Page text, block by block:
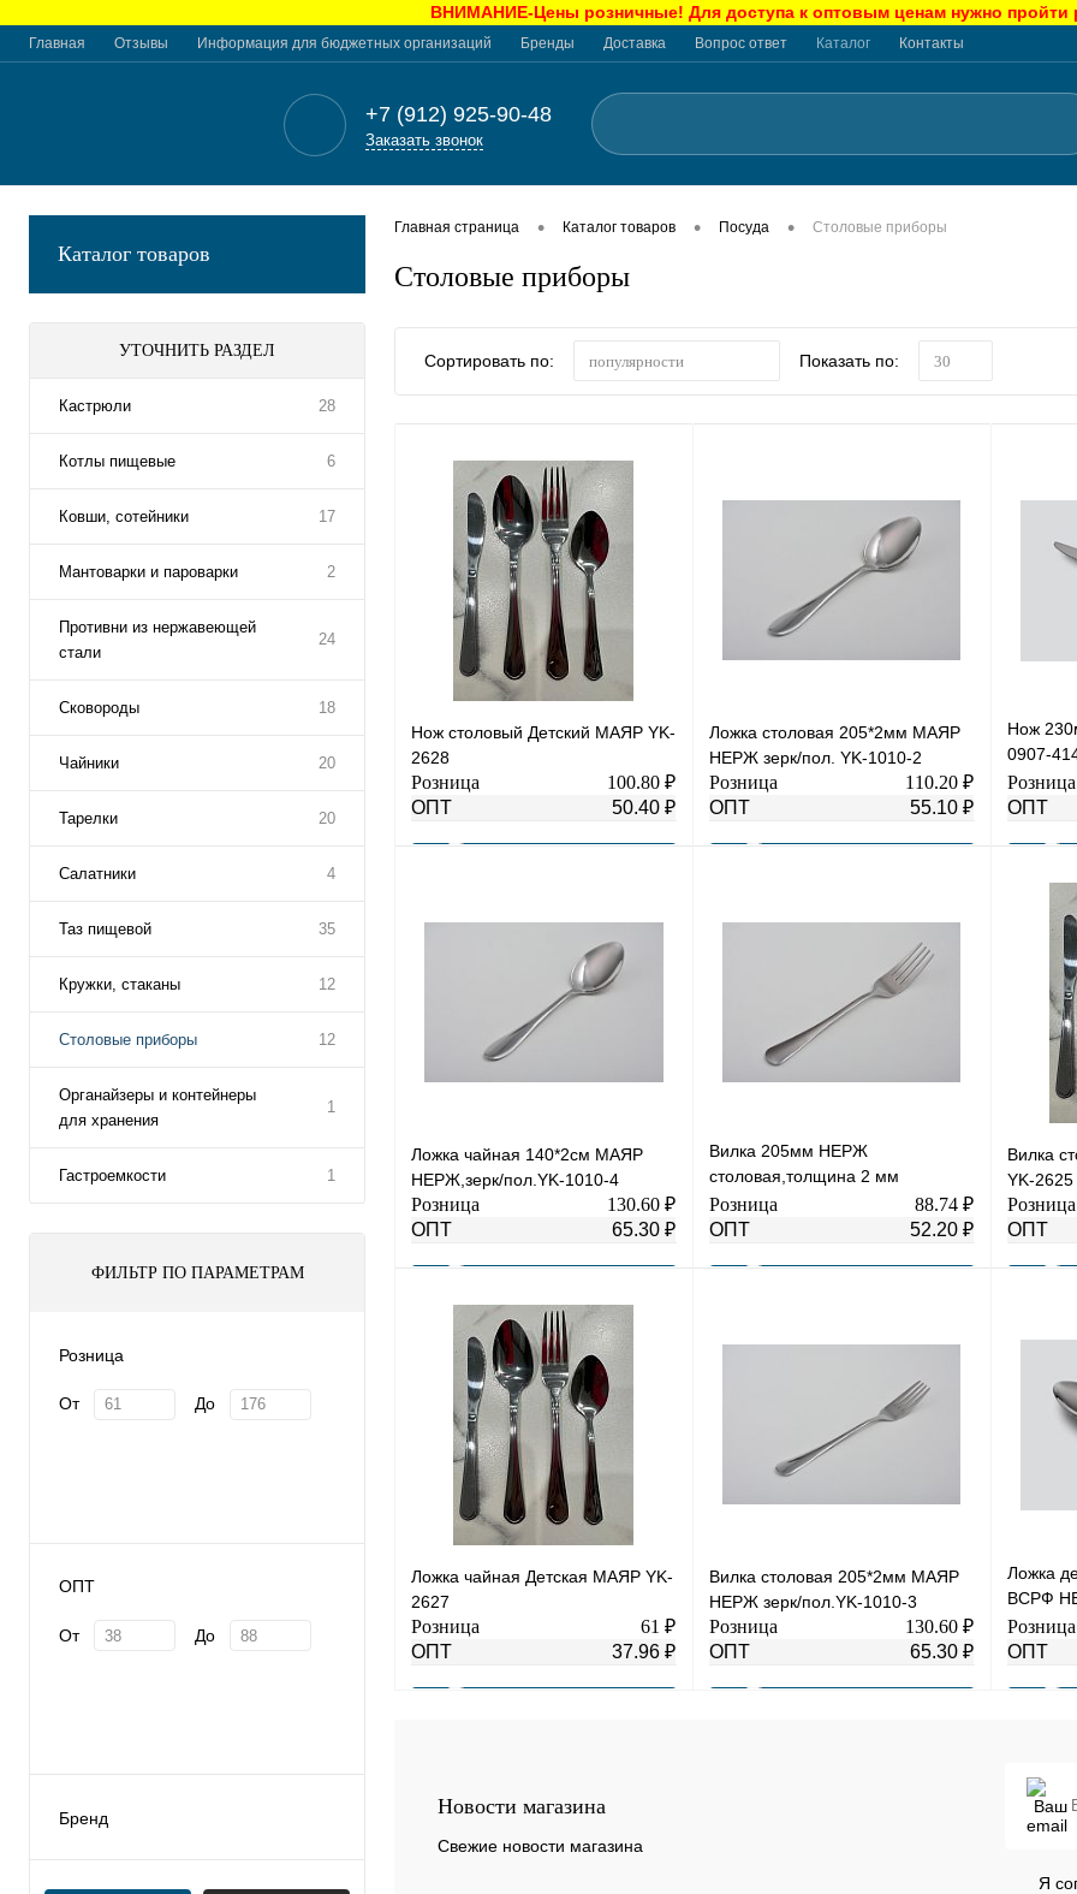
ВНИМАНИЕ-Цены розничные! Для доступа к оптовым ценам нужно пройти
Главная Отзывы Информация для бюджетных организаций Бренды Доставка Вопрос ответ Каталог Контакты
+7 (912) 925-90-48
Заказать звонок
Каталог товаров
УТОЧНИТЬ РАЗДЕЛ
Кастрюли 28
Котлы пищевые 6
Ковши, сотейники 17
Мантоварки и пароварки 2
Противни из нержавеющей
стали
24
Сковороды 18
Чайники 20
Тарелки 20
Салатники 4
Таз пищевой 35
Кружки, стаканы 12
Столовые приборы 12
Органайзеры и контейнеры
для хранения
1
Гастроемкости 1
ФИЛЬТР ПО ПАРАМЕТРАМ
Розница
От До
ОПТ
От До
Бренд
Главная страница • Каталог товаров • Посуда • Столовые приборы
Столовые приборы
Сортировать по: популярности Показать по: 30
Нож столовый Детский МАЯР YK-
2628
Розница
100.80 ₽
ОПТ
50.40 ₽
К сравнению
наличии
Ложка столовая 205*2мм МАЯР
НЕРЖ зерк/пол. YK-1010-2
Розница
110.20 ₽
ОПТ
55.10 ₽
К сравнению
наличии
Нож
0907-
Розница
ОПТ
Купить
В
Ложка чайная 140*2см МАЯР
НЕРЖ,зерк/пол.YK-1010-4
Розница
130.60 ₽
ОПТ
65.30 ₽
В корзину
Купить в 1 клик К сравнению
В избранное
наличии
Вилка 205мм НЕРЖ
столовая,толщина 2 мм
глянцевая полировка в уп-ке 6
шт(цена за шт)YK-3-2
Розница
88.74 ₽
ОПТ
52.20 ₽
наличии
Вилка
YK-2625
Розница
ОПТ
В
Ложка чайная Детская МАЯР YK-
2627
Розница
61 ₽
ОПТ
37.96 ₽
наличии
Вилка столовая 205*2мм МАЯР
НЕРЖ зерк/пол.YK-1010-3
Розница
130.60 ₽
ОПТ
65.30 ₽
Ложка
ВСРФ
Розница
ОПТ
Купить
В
Новости магазина
Свежие новости магазина
Я